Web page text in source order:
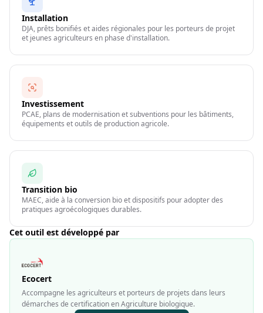
Installation
DJA, prêts bonifiés et aides régionales pour les porteurs de projet
et jeunes agriculteurs en phase d'installation.
Investissement
PCAE, plans de modernisation et subventions pour les bâtiments,
équipements et outils de production agricole.
Transition bio
MAEC, aide à la conversion bio et dispositifs pour adopter des
pratiques agroécologiques durables.
Cet outil est développé par
Ecocert
Accompagne les agriculteurs et porteurs de projets dans leurs
démarches de certification en Agriculture biologique.